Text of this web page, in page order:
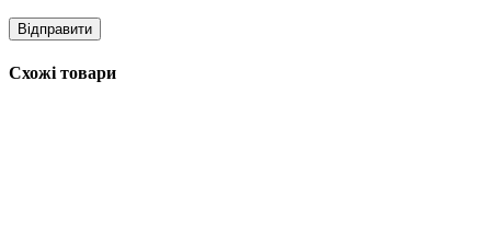
Схожі товари